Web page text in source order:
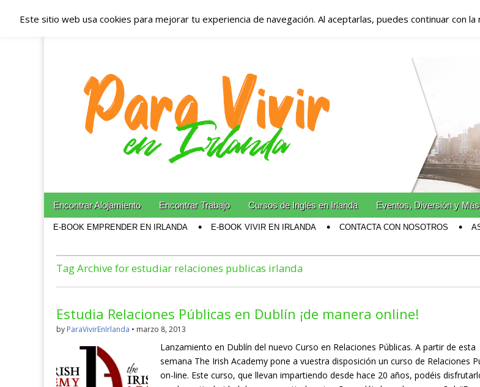
Españoles en Irlanda – Vivir
Irlanda – Alojamiento en Irlanda
Blog dedicado a los que viven, estudian y trabajan en Irlanda!
Main menu
Skip to content
Encontrar Alojamiento Encontrar Trabajo Cursos de Inglés en Irlanda Eventos, Diversión y Más
E-BOOK EMPRENDER EN IRLANDA E-BOOK VIVIR EN IRLANDA CONTACTA CON NOSOTROS
Tag Archive for estudiar relaciones publicas irlanda
Estudia Relaciones Públicas en Dublín ¡de manera online!
by ParaVivirEnIrlanda • marzo 8, 2013
Lanzamiento en Dublín del nuevo Curso en Relaciones Públicas. A partir de esta
semana The Irish Academy pone a vuestra disposición un curso de Relaciones
on-line. Este curso, que llevan impartiendo desde hace 20 años, podéis
Este sitio web usa cookies para mejorar tu experiencia de navegación. Al aceptarlas, puedes continuar con